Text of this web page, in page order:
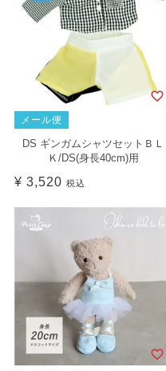
メール便
DS ギンガムシャツセットＢＬ
Ｋ/DS(身長40cm)用
¥ 3,520 税込